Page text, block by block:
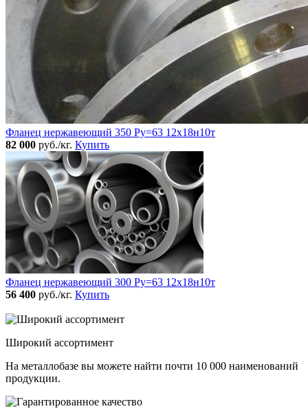
Фланец нержавеющий 350 Ру=63 12х18н10т
82 000 руб./кг. Купить
Фланец нержавеющий 300 Ру=63 12х18н10т
56 400 руб./кг. Купить
Широкий ассортимент
На металлобазе вы можете найти почти 10 000 наименований
продукции.